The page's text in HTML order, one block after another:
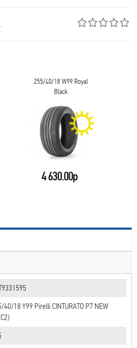
255/40/18 W99 Royal
Black
4 630.00р
40/18 Y99 Pirelli CINTURATO P7 NEW